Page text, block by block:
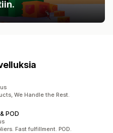
We Handle the Rest.
POD
Fast fulfillment. POD.